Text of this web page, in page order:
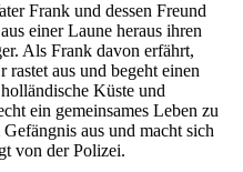
Frank und dessen Freund
einer Laune heraus ihren
Als Frank davon erfährt,
rastet aus und begeht einen
Küste und
ein gemeinsames Leben zu
aus und macht sich
von der Polizei.